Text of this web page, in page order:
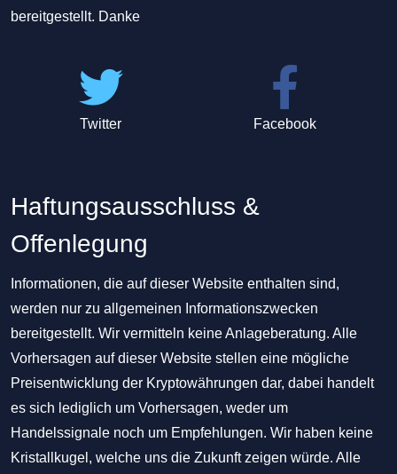
bereitgestellt. Danke
Twitter Facebook
Haftungsausschluss &
Offenlegung
Informationen, die auf dieser Website enthalten sind,
werden nur zu allgemeinen Informationszwecken
bereitgestellt. Wir vermitteln keine Anlageberatung. Alle
Vorhersagen auf dieser Website stellen eine mögliche
Preisentwicklung der Kryptowährungen dar, dabei handelt
es sich lediglich um Vorhersagen, weder um
Handelssignale noch um Empfehlungen. Wir haben keine
Kristallkugel, welche uns die Zukunft zeigen würde. Alle